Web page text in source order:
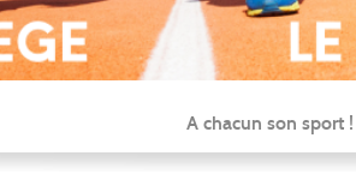
A chacun son sport !